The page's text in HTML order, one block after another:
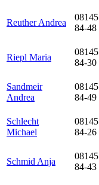
Reuther Andrea
08145
84-48
Riepl Maria
08145
84-30
Sandmeir
Andrea
08145
84-49
Schlecht
Michael
08145
84-26
Schmid Anja
08145
84-43